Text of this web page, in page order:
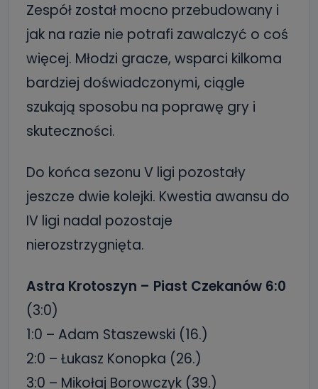
Zespół został mocno przebudowany i
jak na razie nie potrafi zawalczyć o coś
więcej. Młodzi gracze, wsparci kilkoma
bardziej doświadczonymi, ciągle
szukają sposobu na poprawę gry i
skuteczności.
Do końca sezonu V ligi pozostały
jeszcze dwie kolejki. Kwestia awansu do
IV ligi nadal pozostaje
nierozstrzygnięta.
Astra Krotoszyn – Piast Czekanów 6:0
(3:0)
1:0 – Adam Staszewski (16.)
2:0 – Łukasz Konopka (26.)
3:0 – Mikołaj Borowczyk (39.)